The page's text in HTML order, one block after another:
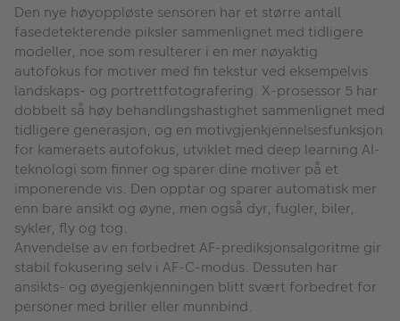
Den nye høyoppløste sensoren har et større antall
fasedetekterende piksler sammenlignet med tidligere
modeller, noe som resulterer i en mer nøyaktig
autofokus for motiver med fin tekstur ved eksempelvis
landskaps- og portrettfotografering. X-prosessor 5 har
dobbelt så høy behandlingshastighet sammenlignet med
tidligere generasjon, og en motivgjenkjennelsesfunksjon
for kameraets autofokus, utviklet med deep learning AI-
teknologi som finner og sparer dine motiver på et
imponerende vis. Den opptar og sparer automatisk mer
enn bare ansikt og øyne, men også dyr, fugler, biler,
sykler, fly og tog.
Anvendelse av en forbedret AF-prediksjonsalgoritme gir
stabil fokusering selv i AF-C-modus. Dessuten har
ansikts- og øyegjenkjenningen blitt svært forbedret for
personer med briller eller munnbind.